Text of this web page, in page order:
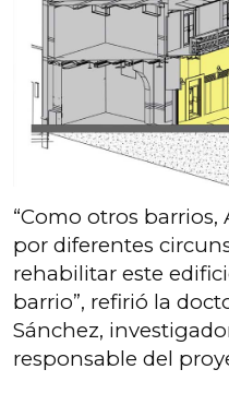
“Como otros barrios,
por diferentes
rehabilitar este
barrio”, refirió la
Sánchez,
responsable del